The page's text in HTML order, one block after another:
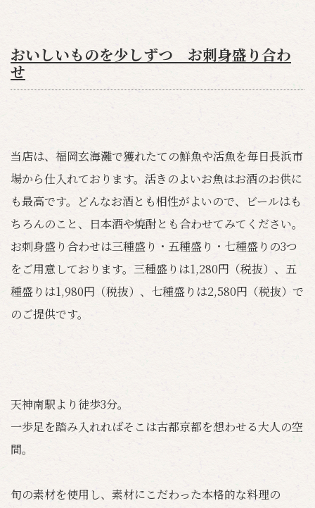
おいしいものを少しずつ お刺身盛り合わ
せ
当店は、福岡玄海灘で獲れたての鮮魚や活魚を毎日長浜市
場から仕入れております。活きのよいお魚はお酒のお供に
も最高です。どんなお酒とも相性がよいので、ビールはも
ちろんのこと、日本酒や焼酎とも合わせてみてください。
お刺身盛り合わせは三種盛り・五種盛り・七種盛りの3つ
をご用意しております。三種盛りは1,280円（税抜）、五
種盛りは1,980円（税抜）、七種盛りは2,580円（税抜）で
のご提供です。
天神南駅より徒歩3分。
一歩足を踏み入れればそこは古都京都を想わせる大人の空
間。
旬の素材を使用し、素材にこだわった本格的な料理の